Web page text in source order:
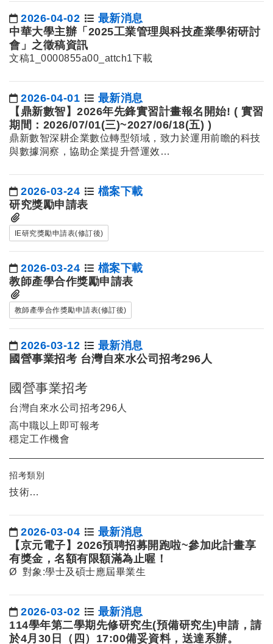
日期：
2026-04-02
最新消息
中華大學主辦「2025工業管理與科技產業學術研討
會」之徵稿資訊
文稿1_0000855a00_attch1下載
日期：
2026-04-01
最新消息
【鼎新數智】2026年先鋒實習計畫報名開始! ( 實習
期間：2026/07/01(三)~2027/06/18(五) )
鼎新數智深耕企業數位轉型領域，致力於運用前瞻的科技
與數據洞察，協助企業提升營運效…
日期：
2026-03-24
檔案下載
研究獎勵申請表
IE研究獎勵申請表(修訂後)
日期：
2026-03-24
檔案下載
教師產學合作獎勵申請表
教師產學合作獎勵申請表(修訂後)
日期：
2026-03-12
最新消息
國營事業招考 台灣自來水公司招考296人
國營事業招考
台灣自來水公司招考296人
高中職以上即可報考
穩定工作機會
招考類別
技術…
日期：
2026-03-04
最新消息
【京元電子】2026預聘招募開跑啦~參加此計畫享
有獎金，名額有限額滿為止喔！
Ø 對象:學士及碩士應屆畢業生
日期：
2026-03-02
最新消息
114學年第二學期先修研究生(預備研究生)申請，請
於4月30日（四）17:00備妥資料，送達系辦。